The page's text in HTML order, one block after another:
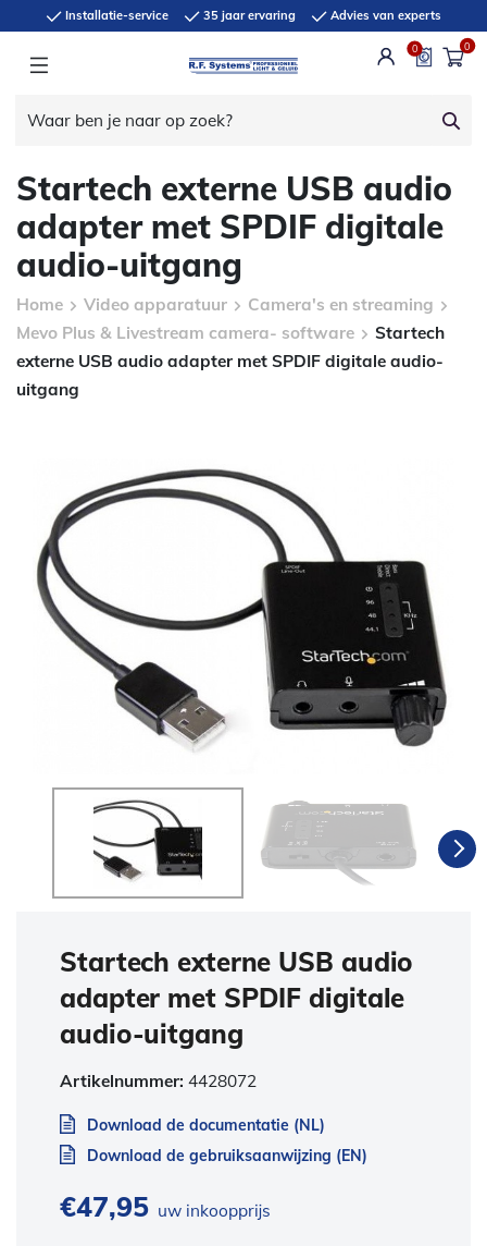
Installatie-service 35 jaar ervaring Advies van experts
0 0
Startech externe USB audio
adapter met SPDIF digitale
audio-uitgang
Home Video apparatuur
Camera's en streaming
Mevo Plus & Livestream camera- software
Startech
externe USB audio adapter met SPDIF digitale audio-
uitgang
Startech externe USB audio
adapter met SPDIF digitale
audio-uitgang
Artikelnummer: 4428072
Download de documentatie (NL)
Download de gebruiksaanwijzing (EN)
€47,95 uw inkoopprijs